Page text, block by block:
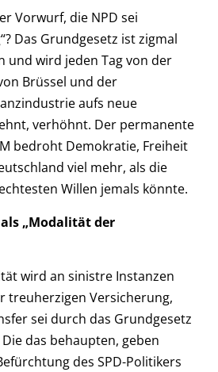
Vorwurf, die NPD sei
Das Grundgesetz ist zigmal
und wird jeden Tag von der
Brüssel und der
aufs neue
verhöhnt. Der permanente
bedroht Demokratie, Freiheit
viel mehr, als die
Willen jemals könnte.
„Modalität der
wird an sinistre Instanzen
treuherzigen Versicherung,
sei durch das Grundgesetz
das behaupten, geben
des SPD-Politikers